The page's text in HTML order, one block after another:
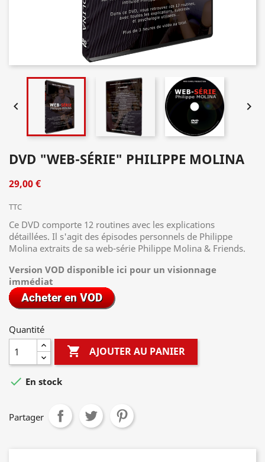
 
DVD "WEB-SÉRIE" PHILIPPE MOLINA
29,00 €
TTC
Ce DVD comporte 12 routines avec les explications
détaillées. Il s'agit des épisodes personnels de Philippe
Molina extraits de sa web-série Philippe Molina & Friends.
Version VOD disponible ici pour un visionnage
immédiat
Quantité
 AJOUTER AU PANIER
 En stock
Partager